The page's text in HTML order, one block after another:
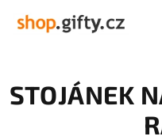
STOJÁNEK